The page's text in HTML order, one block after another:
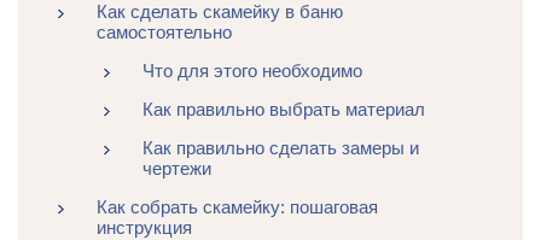
Как сделать скамейку в баню
самостоятельно
Что для этого необходимо
Как правильно выбрать материал
Как правильно сделать замеры и
чертежи
Как собрать скамейку: пошаговая
инструкция